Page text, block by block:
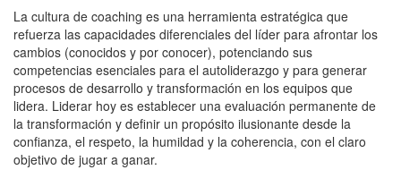
La cultura de coaching es una herramienta estratégica que
refuerza las capacidades diferenciales del líder para afrontar los
cambios (conocidos y por conocer), potenciando sus
competencias esenciales para el autoliderazgo y para generar
procesos de desarrollo y transformación en los equipos que
lidera. Liderar hoy es establecer una evaluación permanente de
la transformación y definir un propósito ilusionante desde la
confianza, el respeto, la humildad y la coherencia, con el claro
objetivo de jugar a ganar.